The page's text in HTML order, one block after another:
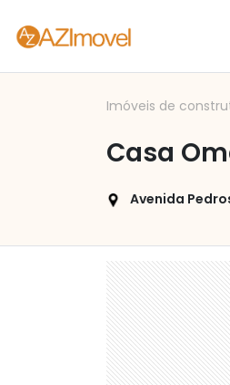
Imóveis de
Casa
Avenida